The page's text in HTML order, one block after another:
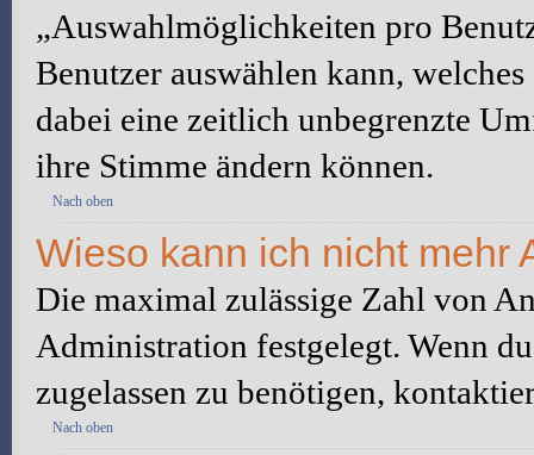
„Auswahlmöglichkeiten pro
Benutzer auswählen kann,
dabei eine zeitlich unbegrenzte
ihre Stimme ändern können.
Nach oben
Wieso kann ich nicht mehr
Die maximal zulässige Zahl von
Administration festgelegt. Wenn
zugelassen zu benötigen,
Nach oben